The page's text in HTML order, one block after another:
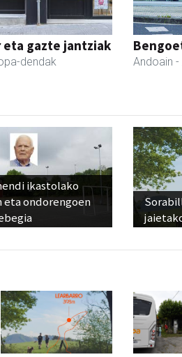
eta gazte jantziak
dendak Andoain -
ikastolako
eta ondorengoen